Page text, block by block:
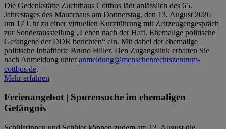
Die Gedenkstätte Zuchthaus Cottbus lädt anlässlich des 65.
Jahrestages des Mauerbaus am Donnerstag, den 13. August 2026
um 17 Uhr zu einer virtuellen Kurzführung mit Zeitzeugengespräch
zur Sonderausstellung „Leben nach der Haft. Ehemalige politische
Gefangene der DDR berichten“ ein. Mit dabei der ehemalige
politische Inhaftierte Bruno Hiller. Den Zugangslink erhalten Sie
nach Anmeldung unteranmeldung@menschenrechtszentrum-
cottbus.de.
Mehr erfahren
Ferienangebot | Spurensuche im ehemaligen
Gefängnis